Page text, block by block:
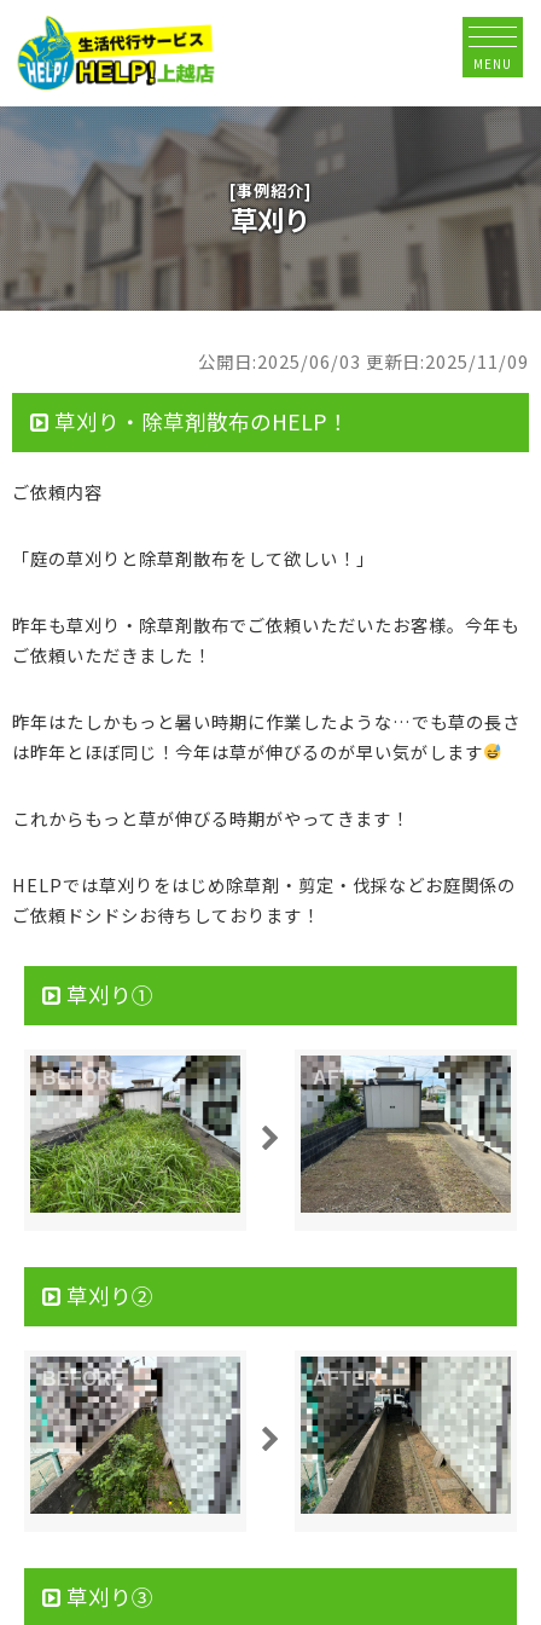
MENU
[事例紹介]
草刈り
公開日:2025/06/03 更新日:2025/11/09
草刈り・除草剤散布のHELP！
ご依頼内容
「庭の草刈りと除草剤散布をして欲しい！」
昨年も草刈り・除草剤散布でご依頼いただいたお客様。今年も
ご依頼いただきました！
昨年はたしかもっと暑い時期に作業したような…でも草の長さ
は昨年とほぼ同じ！今年は草が伸びるのが早い気がします
これからもっと草が伸びる時期がやってきます！
HELPでは草刈りをはじめ除草剤・剪定・伐採などお庭関係の
ご依頼ドシドシお待ちしております！
草刈り①
草刈り②
草刈り③